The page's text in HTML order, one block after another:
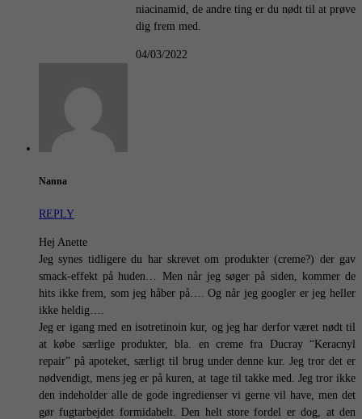
niacinamid, de andre ting er du nødt til at prøve
dig frem med.
04/03/2022
Nanna
REPLY
Hej Anette
Jeg synes tidligere du har skrevet om produkter (creme?) der gav
smack-effekt på huden… Men når jeg søger på siden, kommer de
hits ikke frem, som jeg håber på…. Og når jeg googler er jeg heller
ikke heldig….
Jeg er igang med en isotretinoin kur, og jeg har derfor været nødt til
at købe særlige produkter, bla. en creme fra Ducray “Keracnyl
repair” på apoteket, særligt til brug under denne kur. Jeg tror det er
nødvendigt, mens jeg er på kuren, at tage til takke med. Jeg tror ikke
den indeholder alle de gode ingredienser vi gerne vil have, men det
gør fugtarbejdet formidabelt. Den helt store fordel er dog, at den